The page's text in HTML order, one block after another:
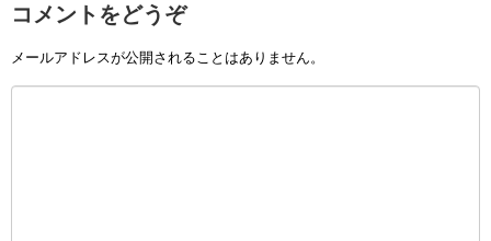
コメントをどうぞ
メールアドレスが公開されることはありません。